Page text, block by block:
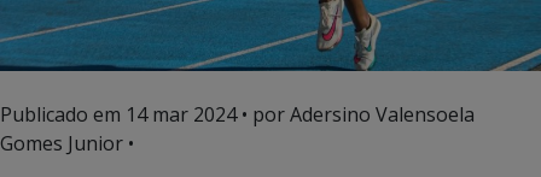
Publicado em 14 mar 2024• por Adersino Valensoela
Gomes Junior •